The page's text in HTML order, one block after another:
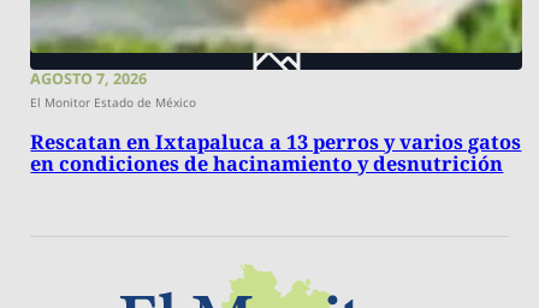
AGOSTO 7, 2026
El Monitor Estado de México
Rescatan en Ixtapaluca a 13 perros y varios gatos
en condiciones de hacinamiento y desnutrición